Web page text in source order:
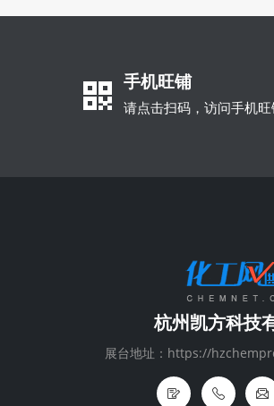
手机旺铺
请点击扫码，访问手机
杭州凯方科技
展台地址：https://